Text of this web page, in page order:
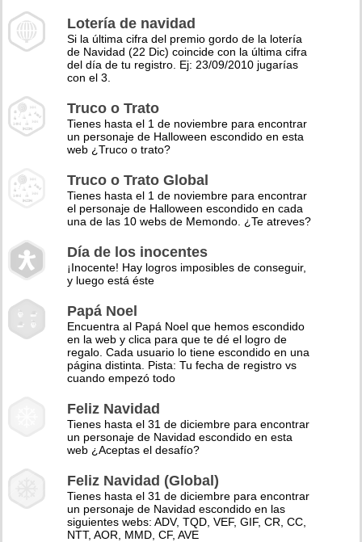
Lotería de navidad
Si la última cifra del premio gordo de la lotería
de Navidad (22 Dic) coincide con la última cifra
del día de tu registro. Ej: 23/09/2010 jugarías
con el 3.
Truco o Trato
Tienes hasta el 1 de noviembre para encontrar
un personaje de Halloween escondido en esta
web ¿Truco o trato?
Truco o Trato Global
Tienes hasta el 1 de noviembre para encontrar
el personaje de Halloween escondido en cada
una de las 10 webs de Memondo. ¿Te atreves?
Día de los inocentes
¡Inocente! Hay logros imposibles de conseguir,
y luego está éste
Papá Noel
Encuentra al Papá Noel que hemos escondido
en la web y clica para que te dé el logro de
regalo. Cada usuario lo tiene escondido en una
página distinta. Pista: Tu fecha de registro vs
cuando empezó todo
Feliz Navidad
Tienes hasta el 31 de diciembre para encontrar
un personaje de Navidad escondido en esta
web ¿Aceptas el desafío?
Feliz Navidad (Global)
Tienes hasta el 31 de diciembre para encontrar
un personaje de Navidad escondido en las
siguientes webs: ADV, TQD, VEF, GIF, CR, CC,
NTT, AOR, MMD, CF, AVE